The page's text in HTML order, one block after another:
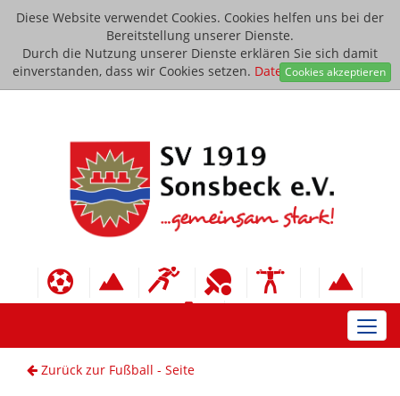
Diese Website verwendet Cookies. Cookies helfen uns bei der
Bereitstellung unserer Dienste.
Durch die Nutzung unserer Dienste erklären Sie sich damit
einverstanden, dass wir Cookies setzen. Datenschutzerklärung
Cookies akzeptieren
Zurück zur Fußball - Seite